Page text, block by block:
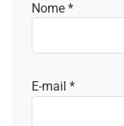
Nome *
E-mail *